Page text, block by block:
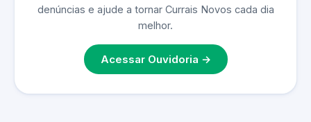
denúncias e ajude a tornar Currais Novos cada dia
melhor.
Acessar Ouvidoria →